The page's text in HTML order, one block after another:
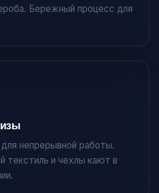
Бережный процесс для
непрерывной работы.
текстиль и чехлы кают в